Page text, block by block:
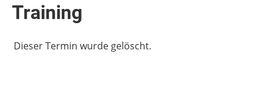
Training
Dieser Termin wurde gelöscht.